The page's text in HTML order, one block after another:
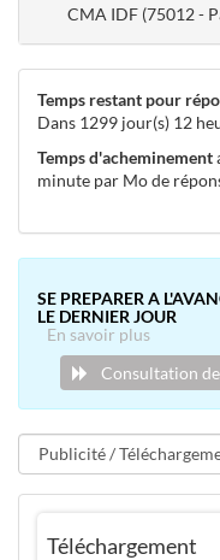
CMA IDF (75012 -
Temps restant pour
Dans 1299 jour(s) 12
Temps d'acheminement
minute par Mo de
SE PREPARER A
LE DERNIER JOUR
En savoir plus
Consultation
Téléchargement